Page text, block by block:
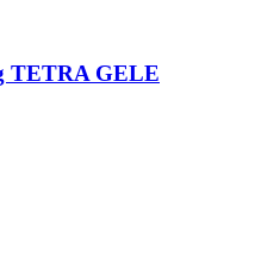
TETRA GELE